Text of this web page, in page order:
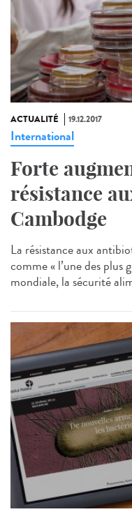
ACTUALITÉ 19.12.2017
International
Forte
résistance
Cambodge
La résistance aux
comme « l’une des plus
mondiale, la sécurité